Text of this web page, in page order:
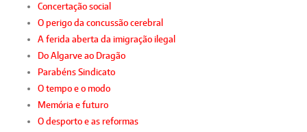
Concertação social
O perigo da concussão cerebral
A ferida aberta da imigração ilegal
Do Algarve ao Dragão
Parabéns Sindicato
O tempo e o modo
Memória e futuro
O desporto e as reformas